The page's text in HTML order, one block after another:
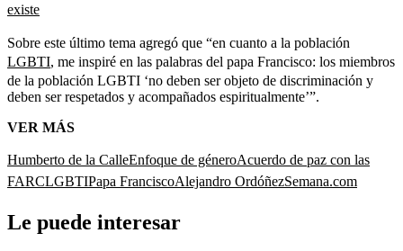
existe
Sobre este último tema agregó que “en cuanto a la población
LGBTI, me inspiré en las palabras del papa Francisco: los miembros
de la población LGBTI ‘no deben ser objeto de discriminación y
deben ser respetados y acompañados espiritualmente’”.
VER MÁS
Humberto de la CalleEnfoque de géneroAcuerdo de paz con las
FARCLGBTIPapa FranciscoAlejandro OrdóñezSemana.com
Le puede interesar